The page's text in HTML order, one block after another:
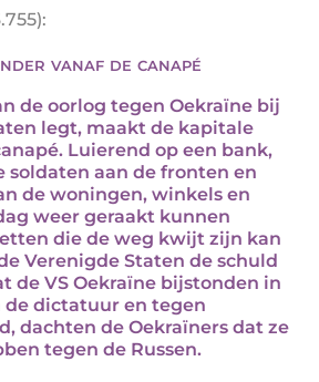
vanaf de canapé
de oorlog tegen Oekraïne bij
legt, maakt de kapitale
Luierend op een bank,
soldaten aan de fronten en
de woningen, winkels en
weer geraakt kunnen
die de weg kwijt zijn kan
Verenigde Staten de schuld
de VS Oekraïne bijstonden in
dictatuur en tegen
dachten de Oekraïners dat ze
tegen de Russen.